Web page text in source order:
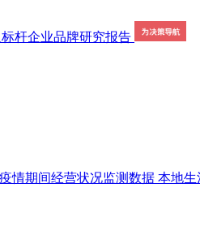
情期间经营状况监测数据 本地生